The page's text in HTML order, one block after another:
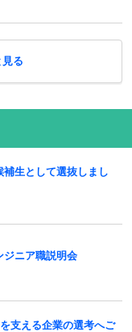
る
補生として選抜しまし
ジニア職説明会
支える企業の選考へご